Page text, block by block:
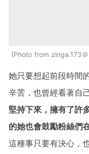
Photo from zinga.173
她只要想起前段時間
辛苦，也曾經看著自
堅持下來，擁有了許
的她也會鼓勵粉絲們
這種事只要有決心，